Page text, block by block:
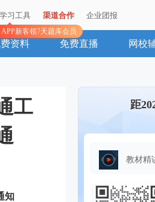
习工具
APP新客领7天题库会员
渠道合作 企业团报
资料 免费直播 网校
工
知
距
教材精